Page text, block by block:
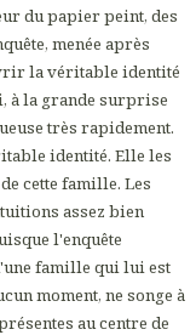
du papier peint, des
menée après
la véritable identité
à la grande surprise
très rapidement.
identité. Elle les
cette famille. Les
assez bien
l'enquête
famille qui lui est
moment, ne songe à
au centre de